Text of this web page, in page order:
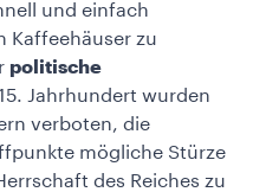
und einfach
Kaffeehäuser zu
politische
Jahrhundert wurden
verboten, die
mögliche Stürze
des Reiches zu